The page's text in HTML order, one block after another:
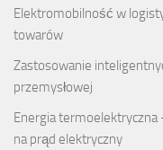
Elektromobilność w
towarów
Zastosowanie
przemysłowej
Energia
na prąd elektryczny